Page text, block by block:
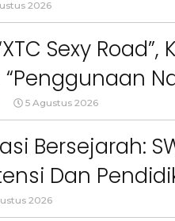
Sikap Terkait
2026
Sexy
“Penggunaan
Ketentuan
5 Agustus 2026
Bersejarah:
Dan
2026
Empat Tahun Janji
Sawah Rusak: Ahli
Tagih Tanggung
Pemkab Bandung